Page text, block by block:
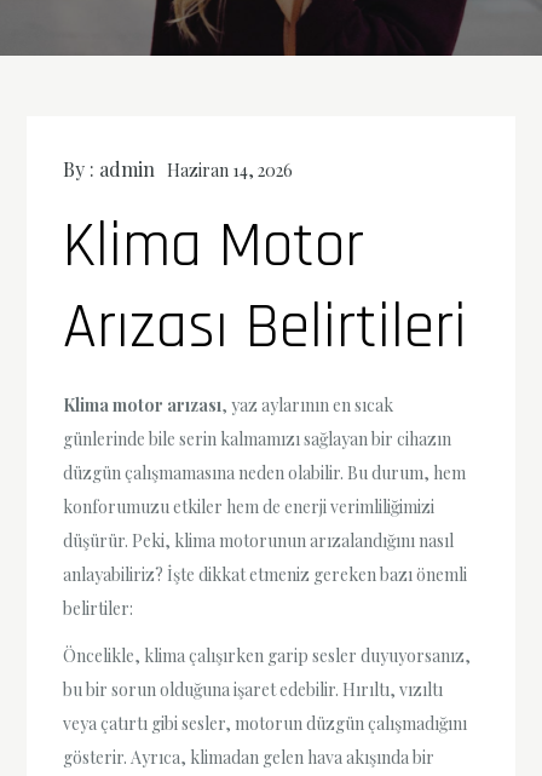
By : admin Haziran 14, 2026
Klima Motor
Arızası Belirtileri
Klima motor arızası, yaz aylarının en sıcak
günlerinde bile serin kalmamızı sağlayan bir cihazın
düzgün çalışmamasına neden olabilir. Bu durum, hem
konforumuzu etkiler hem de enerji verimliliğimizi
düşürür. Peki, klima motorunun arızalandığını nasıl
anlayabiliriz? İşte dikkat etmeniz gereken bazı önemli
belirtiler:
Öncelikle, klima çalışırken garip sesler duyuyorsanız,
bu bir sorun olduğuna işaret edebilir. Hırıltı, vızıltı
veya çatırtı gibi sesler, motorun düzgün çalışmadığını
gösterir. Ayrıca, klimadan gelen hava akışında bir